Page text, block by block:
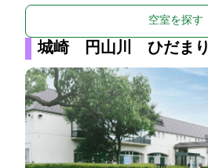
空室を探す
城崎 円山川 ひだまり